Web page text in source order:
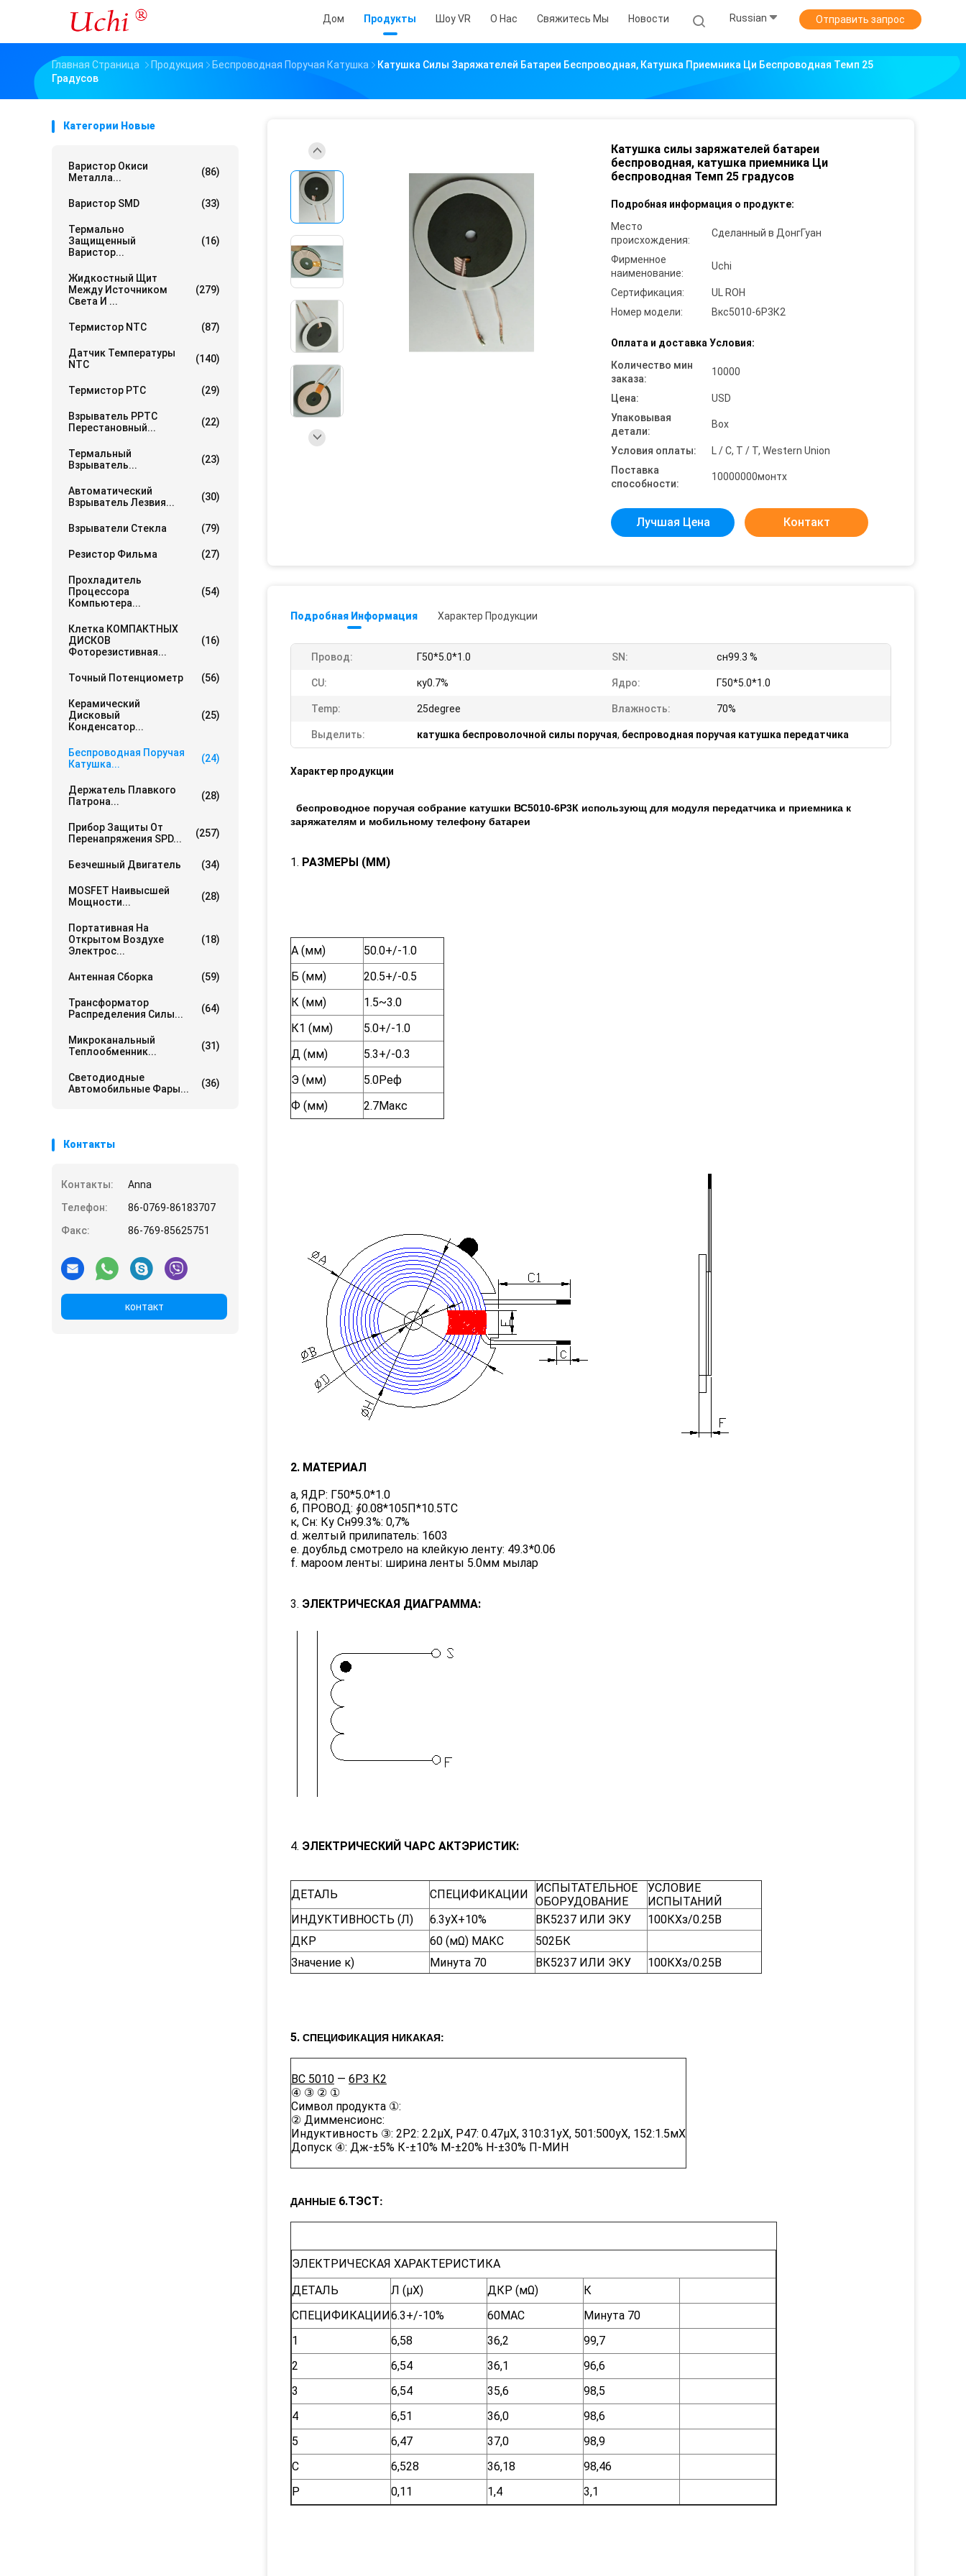
Дом Продукты Шоу VR О Нас Свяжитесь Мы Новости Russian Отправить запрос
Главная Страница Продукция Беспроводная Поручая Катушка
Катушка Силы Заряжателей Батареи Беспроводная, Катушка Приемника Ци Беспроводная Темп 25
Градусов
Категории Новые
Варистор Окиси
Металла...
(86)
Варистор SMD (33)
Термально
Защищенный
Варистор...
(16)
Жидкостный Щит
Между Источником
Света И ...
(279)
Термистор NTC (87)
Датчик Температуры
NTC
(140)
Термистор PTC (29)
Взрыватель PPTC
Перестановный...
(22)
Термальный
Взрыватель...
(23)
Автоматический
Взрыватель Лезвия...
(30)
Взрыватели Стекла (79)
Резистор Фильма (27)
Прохладитель
Процессора
Компьютера...
(54)
Клетка КОМПАКТНЫХ
ДИСКОВ
Фоторезистивная...
(16)
Точный Потенциометр (56)
Керамический
Дисковый
Конденсатор...
(25)
Беспроводная Поручая
Катушка...
(24)
Держатель Плавкого
Патрона...
(28)
Прибор Защиты От
Перенапряжения SPD...
(257)
Безчешный Двигатель (34)
MOSFET Наивысшей
Мощности...
(28)
Портативная На
Открытом Воздухе
Электрос...
(18)
Антенная Сборка (59)
Трансформатор
Распределения Силы...
(64)
Микроканальный
Теплообменник...
(31)
Светодиодные
Автомобильные Фары...
(36)
Контакты
Контакты:
Anna
Телефон:
86-0769-86183707
Факс:
86-769-85625751
контакт
Катушка силы заряжателей батареи
беспроводная, катушка приемника Ци
беспроводная Темп 25 градусов
Подробная информация о продукте:
Место
происхождения:
Сделанный в ДонгГуан
Фирменное
наименование:
Uchi
Сертификация:
UL ROH
Номер модели:
Вкс5010-6Р3К2
Оплата и доставка Условия:
Количество мин
заказа:
10000
Цена:
USD
Упаковывая
детали:
Box
Условия оплаты:
L / C, T / T, Western Union
Поставка
способности:
10000000монтх
Лучшая Цена Контакт
Подробная Информация Характер Продукции
Провод: Г50*5.0*1.0 SN: сн99.3 %
CU: ку0.7% Ядро: Г50*5.0*1.0
Temp: 25degree Влажность: 70%
Выделить: катушка беспроволочной силы поручая, беспроводная поручая катушка передатчика
Характер продукции
беспроводное поручая собрание катушки ВС5010-6Р3К использующ для модуля передатчика и приемника к
заряжателям и мобильному телефону батареи
1. РАЗМЕРЫ (ММ)
А (мм)
50.0+/-1.0
Б (мм)
20.5+/-0.5
К (мм)
1.5~3.0
К1 (мм)
5.0+/-1.0
Д (мм)
5.3+/-0.3
Э (мм)
5.0Реф
Ф (мм)
2.7Макс
2. МАТЕРИАЛ
а, ЯДР: Г50*5.0*1.0
б, ПРОВОД: ∮0.08*105П*10.5ТС
к, Сн: Ку Сн99.3%: 0,7%
d. желтый прилипатель: 1603
e. доубльд смотрело на клейкую ленту: 49.3*0.06
f. мароом ленты: ширина ленты 5.0мм мылар
3. ЭЛЕКТРИЧЕСКАЯ ДИАГРАММА:
4. ЭЛЕКТРИЧЕСКИЙ ЧАРС АКТЭРИСТИК:
ДЕТАЛЬ СПЕЦИФИКАЦИИ
ИСПЫТАТЕЛЬНОЕ
ОБОРУДОВАНИЕ
УСЛОВИЕ
ИСПЫТАНИЙ
ИНДУКТИВНОСТЬ (Л)
6.3уХ+10% ВК5237 ИЛИ ЭКУ
100КХз/0.25В
ДКР
60 (мΩ) МАКС
502БК
Значение к)
Минута 70 ВК5237 ИЛИ ЭКУ 100КХз/0.25В
5. СПЕЦИФИКАЦИЯ НИКАКАЯ:
ВС 5010 — 6Р3 К2
④ ③ ② ①
Символ продукта ①:
② Димменсионс:
Индуктивность ③: 2Р2: 2.2μХ, Р47: 0.47μХ, 310:31уХ, 501:500уХ, 152:1.5мХ
Допуск ④: Дж-±5% К-±10% М-±20% Н-±30% П-МИН
ДАННЫЕ 6.ТЭСТ:
ЭЛЕКТРИЧЕСКАЯ ХАРАКТЕРИСТИКА
ДЕТАЛЬ
Л (μХ) ДКР (мΩ)
К
СПЕЦИФИКАЦИИ6.3+/-10% 60МАС
Минута 70
1
6,58 36,2
99,7
2
6,54 36,1
96,6
3
6,54 35,6
98,5
4
6,51 36,0
98,6
5
6,47 37,0
98,9
С
6,528 36,18
98,46
Р
0,11 1,4 3,1